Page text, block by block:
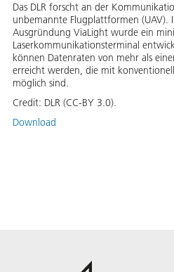
Das DLR forscht an der
unbemannte Flugplattformen (UAV).
Ausgründung ViaLight wurde ein
Laserkommunikationsterminal
können Datenraten von mehr als
erreicht werden, die mit
möglich sind.
Credit: DLR (CC-BY 3.0).
Download